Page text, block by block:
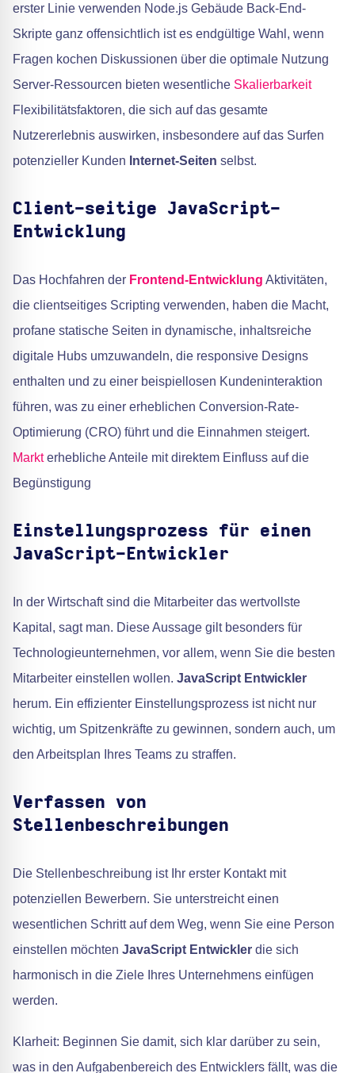
erster Linie verwenden Node.js Gebäude Back-End-
Skripte ganz offensichtlich ist es endgültige Wahl, wenn
Fragen kochen Diskussionen über die optimale Nutzung
Server-Ressourcen bieten wesentliche Skalierbarkeit
Flexibilitätsfaktoren, die sich auf das gesamte
Nutzererlebnis auswirken, insbesondere auf das Surfen
potenzieller Kunden Internet-Seiten selbst.
Client-seitige JavaScript-
Entwicklung
Das Hochfahren der Frontend-Entwicklung Aktivitäten,
die clientseitiges Scripting verwenden, haben die Macht,
profane statische Seiten in dynamische, inhaltsreiche
digitale Hubs umzuwandeln, die responsive Designs
enthalten und zu einer beispiellosen Kundeninteraktion
führen, was zu einer erheblichen Conversion-Rate-
Optimierung (CRO) führt und die Einnahmen steigert.
Markterhebliche Anteile mit direktem Einfluss auf die
Begünstigung
Einstellungsprozess für einen
JavaScript-Entwickler
In der Wirtschaft sind die Mitarbeiter das wertvollste
Kapital, sagt man. Diese Aussage gilt besonders für
Technologieunternehmen, vor allem, wenn Sie die besten
Mitarbeiter einstellen wollen. JavaScript Entwickler
herum. Ein effizienter Einstellungsprozess ist nicht nur
wichtig, um Spitzenkräfte zu gewinnen, sondern auch, um
den Arbeitsplan Ihres Teams zu straffen.
Verfassen von
Stellenbeschreibungen
Die Stellenbeschreibung ist Ihr erster Kontakt mit
potenziellen Bewerbern. Sie unterstreicht einen
wesentlichen Schritt auf dem Weg, wenn Sie eine Person
einstellen möchten JavaScript Entwickler die sich
harmonisch in die Ziele Ihres Unternehmens einfügen
werden.
Klarheit: Beginnen Sie damit, sich klar darüber zu sein,
was in den Aufgabenbereich des Entwicklers fällt, was die